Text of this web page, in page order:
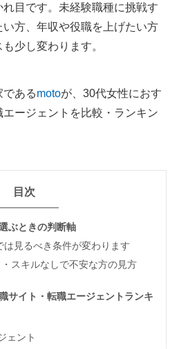
目です。未経験職種に挑戦す
方、年収や役職を上げたい方
少し変わります。
あるmotoが、30代女性におす
ージェントを比較・ランキン
目次
ぶときの判断軸
見るべき条件が変わります
スキルなしで不安な方の見方
サイト・転職エージェントランキ
ェント